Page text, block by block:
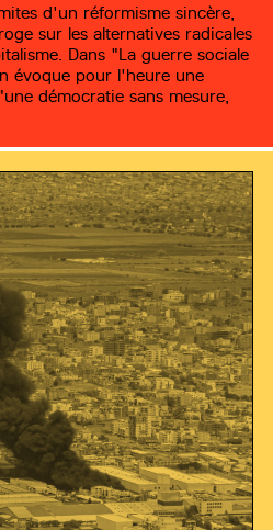
d'un réformisme sincère,
sur les alternatives radicales
Dans "La guerre sociale
évoque pour l'heure une
démocratie sans mesure,